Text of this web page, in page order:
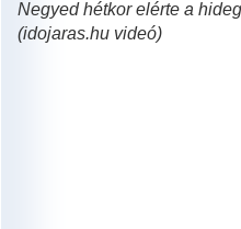
Negyed hétkor elérte a
(idojaras.hu videó)